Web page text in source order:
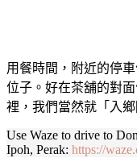
用餐時間，附近的停
位子。好在茶舖的對
裡，我們當然就「入鄉
Use Waze to drive to
Ipoh, Perak: https://